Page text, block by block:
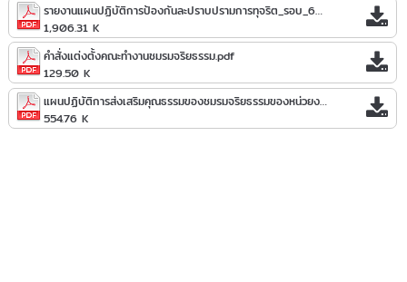
รายงานแผนปฏิบัติการป้องกันละปราบปรามการทุจริต_รอบ_6_เดือน_ปีงบประมาณ_2569.pdf
1,906.31 K
คำสั่งแต่งตั้งคณะทำงานชมรมจริยธรรม.pdf
129.50 K
แผนปฏิบัติการส่งเสริมคุณธรรมของชมรมจริยธรรมของหน่วยงาน_ประจำปีงบประมาณ_2569.pdf
554.76 K